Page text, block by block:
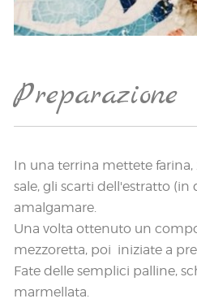
Preparazione
In una terrina mettete
sale, gli scarti dell'estratto
amalgamare.
Una volta ottenuto un
mezzoretta, poi iniziate a
Fate delle semplici palline,
marmellata.